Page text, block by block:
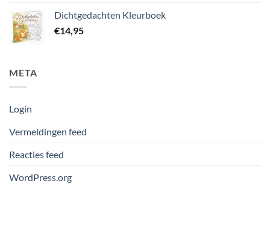
Dichtgedachten Kleurboek
€14,95
META
Login
Vermeldingen feed
Reacties feed
WordPress.org